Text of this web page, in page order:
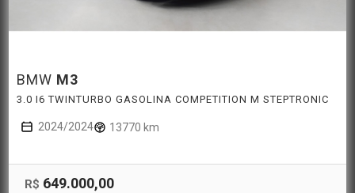
BMW M3
3.0 I6 TWINTURBO GASOLINA COMPETITION M STEPTRONIC
2024/2024 13770 km
R$ 649.000,00